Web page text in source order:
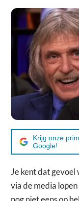
Krijg onze
Google!
Je kent dat
via de media